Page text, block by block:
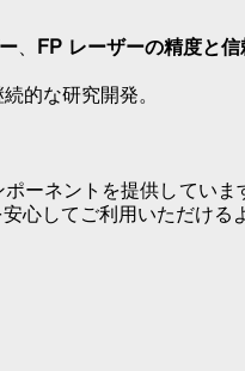
、
FP レーザーの精度と信
的な研究開発。
ーネントを提供していま
安心してご利用いただける